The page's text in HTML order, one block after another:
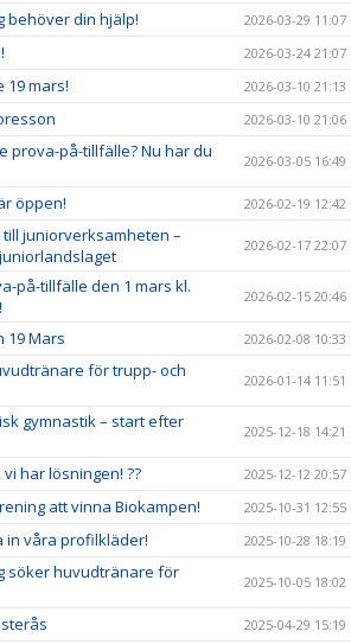
behöver din hjälp! 2026-03-29 11:07
2026-03-24 21:07
19 mars! 2026-03-10 21:13
2026-03-10 21:06
prova-på-tillfälle? Nu har du
2026-03-05 16:49
öppen! 2026-02-19 12:42
juniorverksamheten –
2026-02-17 22:07
på-tillfälle den 1 mars kl.
2026-02-15 20:46
19 Mars 2026-02-08 10:33
för trupp- och
2026-01-14 11:51
gymnastik – start efter
2025-12-18 14:21
vi har lösningen! ?? 2025-12-12 20:57
att vinna Biokampen! 2025-10-31 12:55
in våra profilkläder! 2025-10-28 18:19
söker huvudtränare för
2025-10-05 18:02
2025-04-29 15:19